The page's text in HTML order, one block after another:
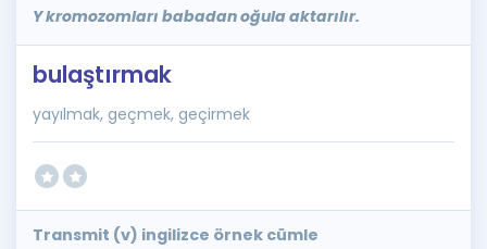
Y kromozomları babadan oğula aktarılır.
bulaştırmak
yayılmak, geçmek, geçirmek
Transmit (v) ingilizce örnek cümle